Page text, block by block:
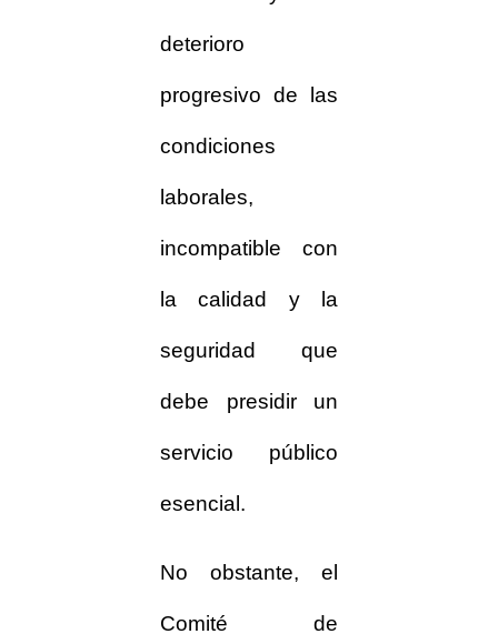
deterioro
progresivo de las
condiciones
laborales,
incompatible con
la calidad y la
seguridad que
debe presidir un
servicio público
esencial.
No obstante, el
Comité de